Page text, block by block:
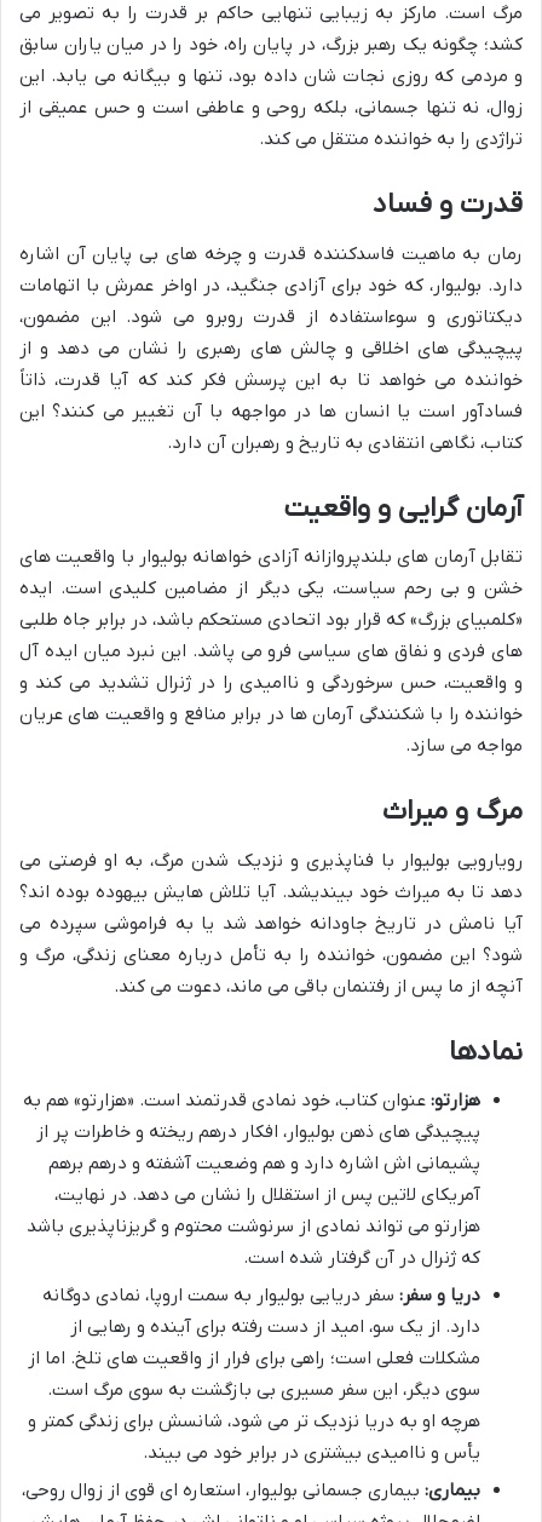
مرگ است. مارکز به زیبایی تنهایی حاکم بر قدرت را به تصویر می
کشد؛ چگونه یک رهبر بزرگ، در پایان راه، خود را در میان یاران سابق
و مردمی که روزی نجات شان داده بود، تنها و بیگانه می یابد. این
زوال، نه تنها جسمانی، بلکه روحی و عاطفی است و حس عمیقی از
تراژدی را به خواننده منتقل می کند.
قدرت و فساد
رمان به ماهیت فاسدکننده قدرت و چرخه های بی پایان آن اشاره
دارد. بولیوار، که خود برای آزادی جنگید، در اواخر عمرش با اتهامات
دیکتاتوری و سوءاستفاده از قدرت روبرو می شود. این مضمون،
پیچیدگی های اخلاقی و چالش های رهبری را نشان می دهد و از
خواننده می خواهد تا به این پرسش فکر کند که آیا قدرت، ذاتاً
فسادآور است یا انسان ها در مواجهه با آن تغییر می کنند؟ این
کتاب، نگاهی انتقادی به تاریخ و رهبران آن دارد.
آرمان گرایی و واقعیت
تقابل آرمان های بلندپروازانه آزادی خواهانه بولیوار با واقعیت های
خشن و بی رحم سیاست، یکی دیگر از مضامین کلیدی است. ایده
«کلمبیای بزرگ» که قرار بود اتحادی مستحکم باشد، در برابر جاه طلبی
های فردی و نفاق های سیاسی فرو می پاشد. این نبرد میان ایده آل
و واقعیت، حس سرخوردگی و ناامیدی را در ژنرال تشدید می کند و
خواننده را با شکنندگی آرمان ها در برابر منافع و واقعیت های عریان
مواجه می سازد.
مرگ و میراث
رویارویی بولیوار با فناپذیری و نزدیک شدن مرگ، به او فرصتی می
دهد تا به میراث خود بیندیشد. آیا تلاش هایش بیهوده بوده اند؟
آیا نامش در تاریخ جاودانه خواهد شد یا به فراموشی سپرده می
شود؟ این مضمون، خواننده را به تأمل درباره معنای زندگی، مرگ و
آنچه از ما پس از رفتنمان باقی می ماند، دعوت می کند.
نمادها
هزارتو: عنوان کتاب، خود نمادی قدرتمند است. «هزارتو» هم به
پیچیدگی های ذهن بولیوار، افکار درهم ریخته و خاطرات پر از
پشیمانی اش اشاره دارد و هم وضعیت آشفته و درهم برهم
آمریکای لاتین پس از استقلال را نشان می دهد. در نهایت،
هزارتو می تواند نمادی از سرنوشت محتوم و گریزناپذیری باشد
که ژنرال در آن گرفتار شده است.
دریا و سفر: سفر دریایی بولیوار به سمت اروپا، نمادی دوگانه
دارد. از یک سو، امید از دست رفته برای آینده و رهایی از
مشکلات فعلی است؛ راهی برای فرار از واقعیت های تلخ. اما از
سوی دیگر، این سفر مسیری بی بازگشت به سوی مرگ است.
هرچه او به دریا نزدیک تر می شود، شانسش برای زندگی کمتر و
یأس و ناامیدی بیشتری در برابر خود می بیند.
بیماری: بیماری جسمانی بولیوار، استعاره ای قوی از زوال روحی،